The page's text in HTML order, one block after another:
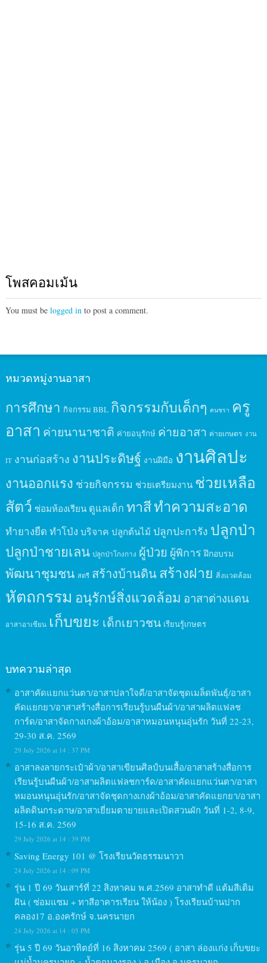
โพสคอมเม้น
You must be logged into post a comment.
หมวดหมู่งานอาสา
การศึกษา กิจกรรม BBL กิจกรรมกับเด็กๆ คนชรา ครู
อาสา ค่ายนานาชาติ ค่ายอนุรักษ์ ค่ายอาสา ค่ายเกษตร งาน
IT งานก่อสร้าง งานประดิษฐ์ งานฝีมือ งานศิลปะ
งานออกแรง ช่วยกิจกรรม ช่วยเตรียมงาน ช่วยเหลือ
สัตว์ ซ่อมห้องเรียน ดูแลเด็ก ทาสีทำความสะอาด
ทำยางยืด ทำโป่ง บริจาค ปลูกต้นไม้ ปลูกปะการัง ปลูกป่า
ปลูกป่าชายเลน ปลูกป่าโกงกาง ผู้ป่วย ผู้พิการ ฝึกอบรม
พัฒนาชุมชน สตรี สร้างบ้านดินสร้างฝาย สิ่งแวดล้อม
หัตถกรรม อนุรักษ์สิ่งแวดล้อม อาสาต่างแดน
อาสาอาเซียน เก็บขยะ เด็กเยาวชน เรียนรู้เกษตร
บทความล่าสุด
อาสาคัดแยกแว่นตา/อาสาปลาใจดี/อาสาจัดชุดเมล็ดพันธุ์/อาสา
คัดแยกยา/อาสาสร้างสื่อการเรียนรู้บนผืนผ้า/อาสาผลิตแฟลช
การ์ด/อาสาจัดกางเกงผ้าอ้อม/อาสาหมอนหนุนอุ่นรัก วันที่ 22-23,
29-30 ส.ค. 2569
29 July 2026 at 14 : 37 PM
อาสาลงลายกระเป๋าผ้า/อาสาเขียนศิลป์บนเสื้อ/อาสาสร้างสื่อการ
เรียนรู้บนผืนผ้า/อาสาผลิตแฟลชการ์ด/อาสาคัดแยกแว่นตา/อาสา
หมอนหนุนอุ่นรัก/อาสาจัดชุดกางเกงผ้าอ้อม/อาสาคัดแยกยา/อาสา
ผลิตดินกระดาษ/อาสาเยี่ยมตายายและเปิดสวนผัก วันที่ 1-2, 8-9,
15-16 ส.ค. 2569
29 July 2026 at 14 : 39 PM
Saving Energy 101 @ โรงเรียนวัดธรรมนาวา
24 July 2026 at 14 : 09 PM
รุ่น 1 ปี 69 วันเสาร์ที่ 22 สิงหาคม พ.ศ.2569 อาสาทำดี แต้มสีเติม
ฝัน ( ซ่อมแซม + ทาสีอาคารเรียน ให้น้อง ) โรงเรียนบ้านปาก
คลอง17 อ.องครักษ์ จ.นครนายก
24 July 2026 at 14 : 05 PM
รุ่น 5 ปี 69 วันอาทิตย์ที่ 16 สิงหาคม 2569 ( อาสา ล่องแก่ง เก็บขยะ